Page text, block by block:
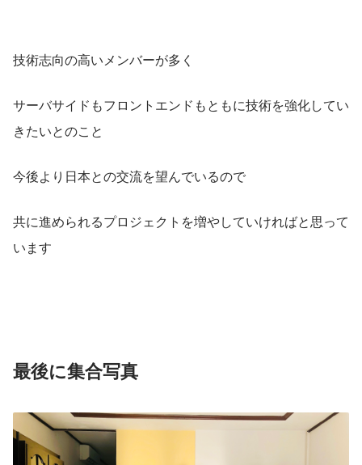
技術志向の高いメンバーが多く
サーバサイドもフロントエンドもともに技術を強化してい
きたいとのこと
今後より日本との交流を望んでいるので
共に進められるプロジェクトを増やしていければと思って
います
最後に集合写真